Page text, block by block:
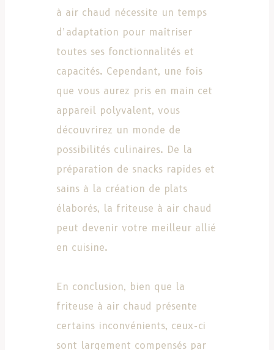
à air chaud nécessite un temps
d’adaptation pour maîtriser
toutes ses fonctionnalités et
capacités. Cependant, une fois
que vous aurez pris en main cet
appareil polyvalent, vous
découvrirez un monde de
possibilités culinaires. De la
préparation de snacks rapides et
sains à la création de plats
élaborés, la friteuse à air chaud
peut devenir votre meilleur allié
en cuisine.
En conclusion, bien que la
friteuse à air chaud présente
certains inconvénients, ceux-ci
sont largement compensés par